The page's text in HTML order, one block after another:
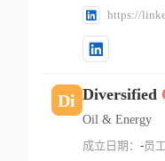
https://
Di Diversified
Oil & Energy
成立日期： -员